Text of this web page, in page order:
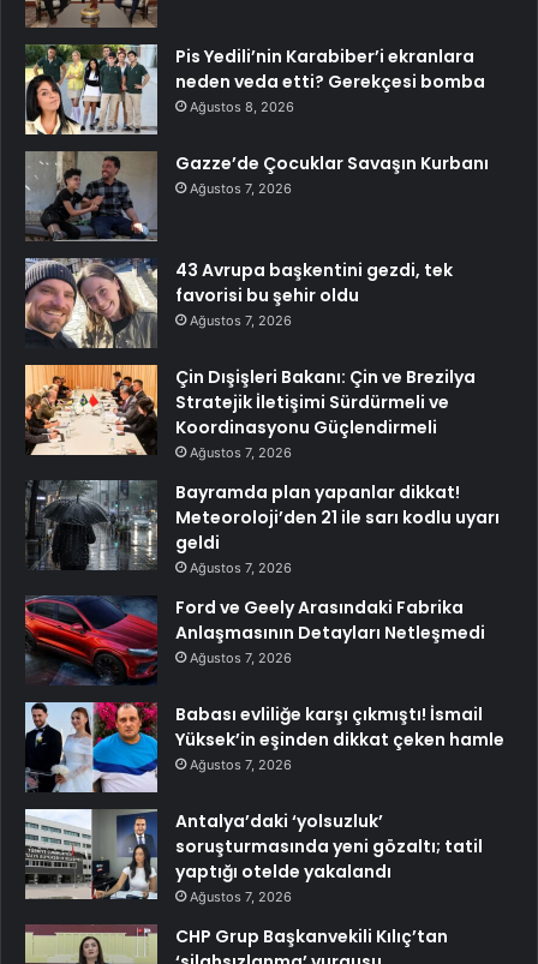
Pis Yedili’nin Karabiber’i ekranlara
neden veda etti? Gerekçesi bomba
Ağustos 8, 2026
Gazze’de Çocuklar Savaşın Kurbanı
Ağustos 7, 2026
43 Avrupa başkentini gezdi, tek
favorisi bu şehir oldu
Ağustos 7, 2026
Çin Dışişleri Bakanı: Çin ve Brezilya
Stratejik İletişimi Sürdürmeli ve
Koordinasyonu Güçlendirmeli
Ağustos 7, 2026
Bayramda plan yapanlar dikkat!
Meteoroloji’den 21 ile sarı kodlu uyarı
geldi
Ağustos 7, 2026
Ford ve Geely Arasındaki Fabrika
Anlaşmasının Detayları Netleşmedi
Ağustos 7, 2026
Babası evliliğe karşı çıkmıştı! İsmail
Yüksek’in eşinden dikkat çeken hamle
Ağustos 7, 2026
Antalya’daki ‘yolsuzluk’
soruşturmasında yeni gözaltı; tatil
yaptığı otelde yakalandı
Ağustos 7, 2026
CHP Grup Başkanvekili Kılıç’tan